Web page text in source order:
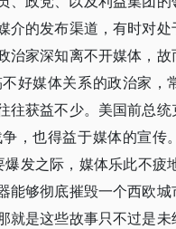
的发布渠道，有时对
家深知离不开媒体，
好媒体关系的政治家，
获益不少。美国前总
，也得益于媒体的宣传
发之际，媒体乐此不疲
够彻底摧毁一个西欧
是这些故事只不过是